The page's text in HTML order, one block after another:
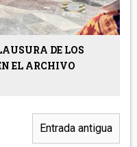
DE LOS
EL ARCHIVO
Entrada antigua